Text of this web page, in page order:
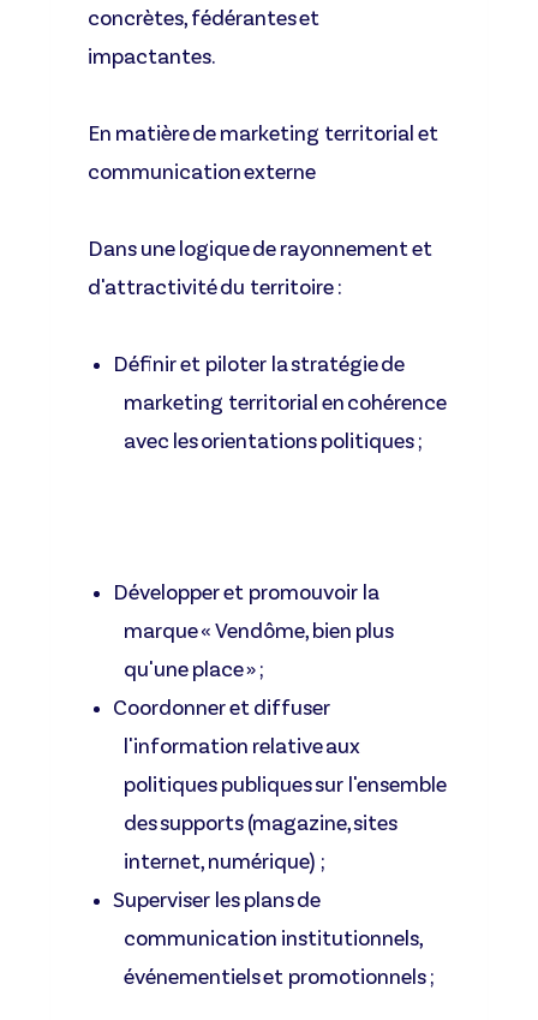
concrètes, fédérantes et
impactantes.
En matière de marketing territorial et
communication externe
Dans une logique de rayonnement et
d'attractivité du territoire :
Définir et piloter la stratégie de
marketing territorial en cohérence
avec les orientations politiques ;
Développer et promouvoir la
marque « Vendôme, bien plus
qu'une place » ;
Coordonner et diffuser
l'information relative aux
politiques publiques sur l'ensemble
des supports (magazine, sites
internet, numérique) ;
Superviser les plans de
communication institutionnels,
événementiels et promotionnels ;